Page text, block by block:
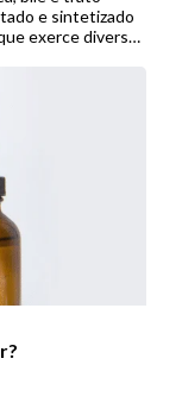
e sintetizado
exerce diversas
[…]